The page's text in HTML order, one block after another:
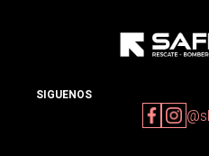
SIGUENOS